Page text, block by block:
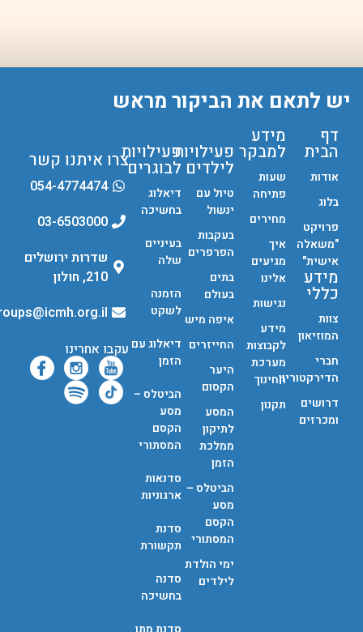
יש לתאם את הביקור מראש
דף
הבית
אודות
בלוג
פרויקט
"משאלה
אישית"
מידע
כללי
צוות
המוזיאון
חברי
הדירקטוריון
דרושים
ומכרזים
מידע
למבקר
שעות
פתיחה
מחירים
איך
מגיעים
אלינו
נגישות
מידע
לקבוצות
מערכת
החינוך
תקנון
פעילויות
לילדים
טיול עם
ינשול
בעקבות
הפרפרים
בתים
בעולם
איפה מיש
החייזרים
היער
הקסום
המסע
לתיקון
ממלכת
הזמן
הביטלס –
מסע
הקסם
המסתורי
ימי הולדת
לילדים
פעילויות
לבוגרים
דיאלוג
בחשיכה
בעיניים
שלה
הזמנה
לשקט
דיאלוג עם
הזמן
הביטלס –
מסע
הקסם
המסתורי
סדנאות
ארגוניות
סדנת
תקשורת
סדנה
בחשיכה
צרו איתנו קשר
054-4774474
03-6503000
שדרות ירושלים
210, חולון
groups@icmh.org.il
עקבו אחרינו